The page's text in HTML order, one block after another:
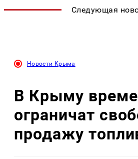
Следующая
Новости Крыма
В Крыму
ограничат
продажу